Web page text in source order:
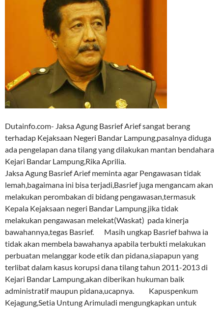
Dutainfo.com- Jaksa Agung Basrief Arief sangat berang
terhadap Kejaksaan Negeri Bandar Lampung,pasalnya diduga
ada pengelapan dana tilang yang dilakukan mantan bendahara
Kejari Bandar Lampung,Rika Aprilia.
Jaksa Agung Basrief Arief meminta agar Pengawasan tidak
lemah,bagaimana ini bisa terjadi,Basrief juga mengancam akan
melakukan perombakan di bidang pengawasan,termasuk
Kepala Kejaksaan negeri Bandar Lampung.jika tidak
melakukan pengawasan melekat(Waskat) pada kinerja
bawahannya,tegas Basrief. Masih ungkap Basrief bahwa ia
tidak akan membela bawahanya apabila terbukti melakukan
perbuatan melanggar kode etik dan pidana,siapapun yang
terlibat dalam kasus korupsi dana tilang tahun 2011-2013 di
Kejari Bandar Lampung,akan diberikan hukuman baik
administratif maupun pidana,ucapnya. Kapuspenkum
Kejagung,Setia Untung Arimuladi mengungkapkan untuk